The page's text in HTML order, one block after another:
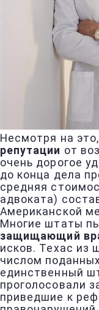
Несмотря на это,
репутации от
очень дорогое
до конца дела
средняя
адвоката)
Американской
Многие штаты
защищающий
исков. Техас из
числом
единственный
проголосовали
приведшие к